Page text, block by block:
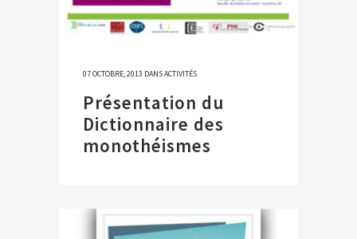
07 OCTOBRE, 2013 DANSACTIVITÉS
Présentation du
Dictionnaire des
monothéismes